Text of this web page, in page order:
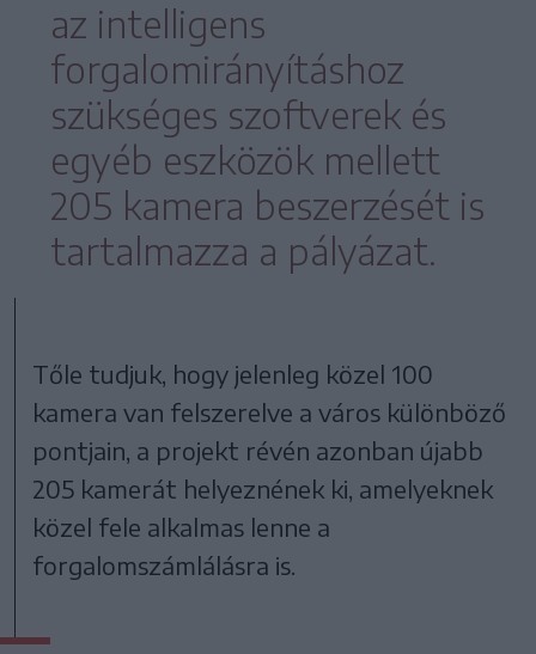
az intelligens
forgalomirányításhoz
szükséges szoftverek és
egyéb eszközök mellett
205 kamera beszerzését is
tartalmazza a pályázat.
Tőle tudjuk, hogy jelenleg közel 100
kamera van felszerelve a város különböző
pontjain, a projekt révén azonban újabb
205 kamerát helyeznének ki, amelyeknek
közel fele alkalmas lenne a
forgalomszámlálásra is.